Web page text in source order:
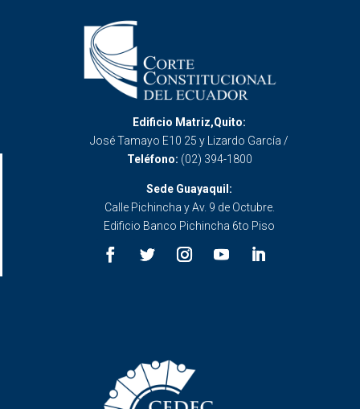
Edificio Matriz,Quito:
José Tamayo E10 25 y Lizardo García /
Teléfono: (02) 394-1800
Sede Guayaquil:
Calle Pichincha y Av. 9 de Octubre.
Edificio Banco Pichincha 6to Piso